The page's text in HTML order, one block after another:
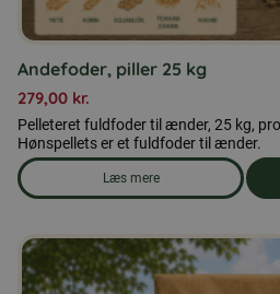
Andefoder, piller 25 kg
279,00 kr.
Pelleteret fuldfoder til ænder, 25 kg,
Hønspellets er et fuldfoder til ænder.
Læs mere
om produkten